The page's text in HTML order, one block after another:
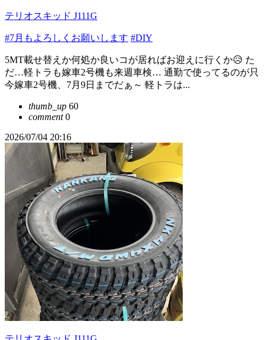
テリオスキッド J111G
#7月もよろしくお願いします #DIY
5MT載せ替えか何処か良いコが居ればお迎えに行くか😥 た
だ…軽トラも嫁車2号機も来週車検… 通勤で使ってるのが只
今嫁車2号機、7月9日までだぁ～ 軽トラは...
thumb_up 60
comment0
2026/07/04 20:16